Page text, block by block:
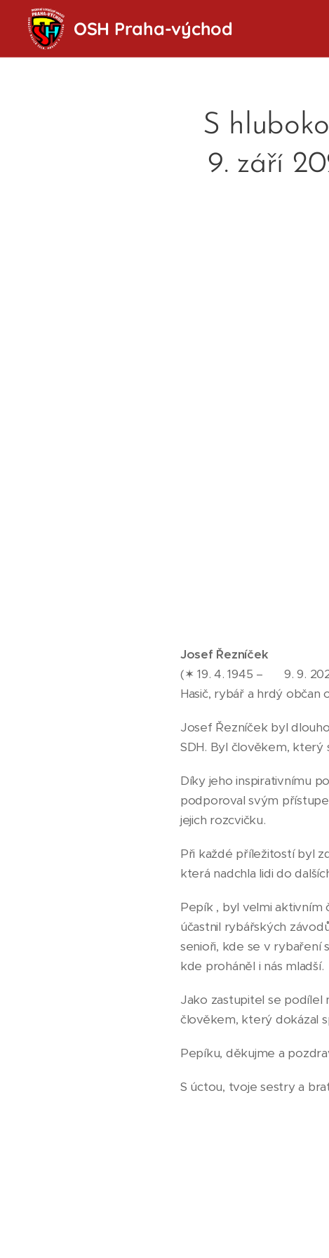
OSH Praha-východ
S
9. září
Josef Řezníček
(✶ 19. 4. 1945 – ✝ 9. 9.
Hasič, rybář a hrdý občan
Josef Řezníček byl
SDH. Byl člověkem, který
Díky jeho inspirativnímu
podporoval svým
jejich rozcvičku.
Při každé příležitostí byl
která nadchla lidi do
Pepík , byl velmi aktivním
účastnil rybářských
senioři, kde se v rybaření
kde proháněl i nás mladší.
Jako zastupitel se podílel
člověkem, který dokázal
Pepíku, děkujme a
S úctou, tvoje sestry a